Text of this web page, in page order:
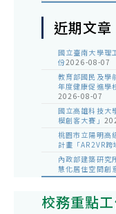
近期文章
國立臺南大學理
份2026-08-07
教育部國民及學
年度健康促進學
2026-08-07
國立高雄科技大
模創客大賽」
桃園市立陽明高
計畫「AR2VR跨
內政部建築研究
慧化居住空間創
校務重點